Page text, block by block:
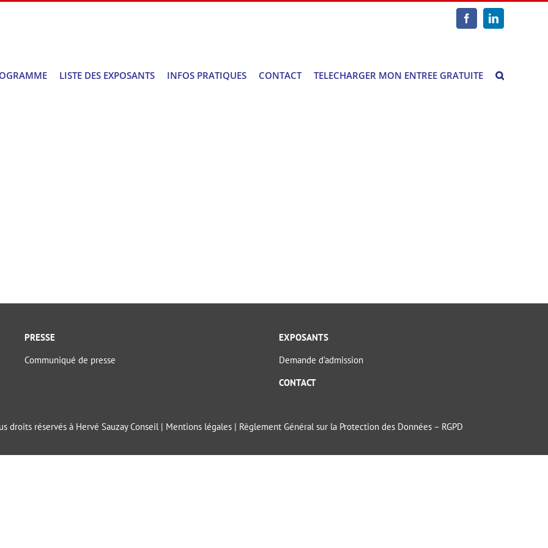
FacebookLinkedIn
LISTE DES EXPOSANTS INFOS PRATIQUES CONTACT TELECHARGER MON ENTREE GRATUITE
PRESSE
Communiqué de presse
EXPOSANTS
Demande d’admission
CONTACT
droits réservés à Hervé Sauzay Conseil | Mentions légales | Règlement Général sur la Protection des Données – RGPD